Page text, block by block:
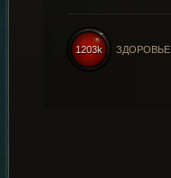
1203k ЗДОРОВЬЕ